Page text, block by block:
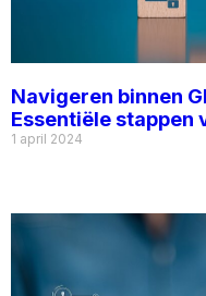
Navigeren binnen
Essentiële stappen
1 april 2024